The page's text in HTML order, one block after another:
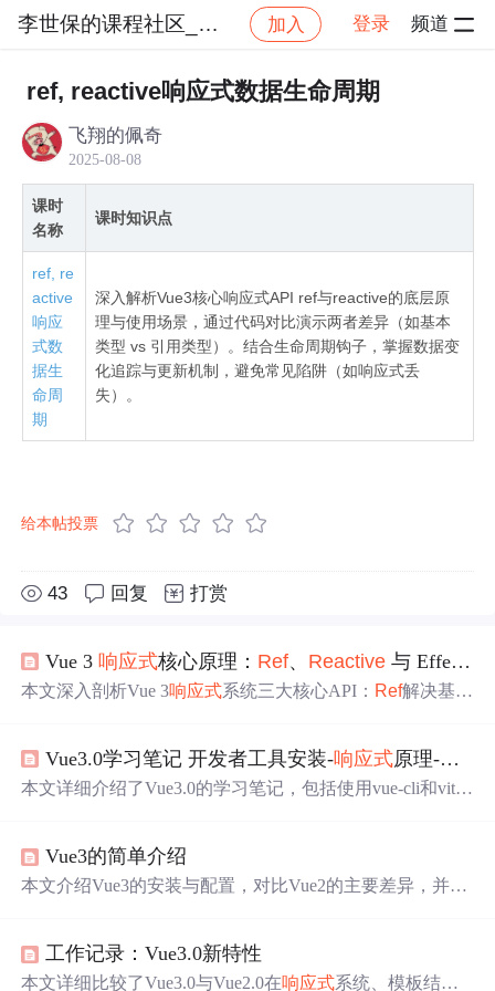
李世保的课程社区_NO_1 加入 登录 频道
社区 李世保的课程社区_NO_1 Vue3＋TypeScript
ref, reactive响应式数据生命周期
飞翔的佩奇
2025-08-08
课时
名称
课时知识点
ref, re
active
响应
式数
据生
命周
期
深入解析Vue3核心响应式API ref与reactive的底层原
理与使用场景，通过代码对比演示两者差异（如基本
类型 vs 引用类型）。结合生命周期钩子，掌握数据变
化追踪与更新机制，避免常见陷阱（如响应式丢
失）。
给本帖投票
43 回复 打赏
Vue 3响应式核心原理： Ref、 Reactive 与 Effect 的协同机制
本文深入剖析Vue 3响应式系统三大核心API： Ref解决基本
r机制、activeEffect栈管理、scheduler调度控制，并揭示JSO
N.stringify失效、ref/reactive混用丢失响应式、effect死循环
Vue3.0学习笔记 开发者工具安装-响应式原理-生命
本文详细介绍了Vue3.0的学习笔记，包括使用vue-cli和vite
ed、watch、watchEffect等。此外，还探讨了Vue3.0的
式原理，生命周期，自定义hook函数，以及组件特性如Fra
Vue3的简单介绍
本文介绍Vue3的安装与配置，对比Vue2的主要差异，并详
ctive等API构建 响应式数据。
工作记录：Vue3.0新特性
本文详细比较了Vue3.0与Vue2.0在响应式系统、模板结